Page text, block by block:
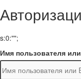
s:0:"";
Имя пользователя